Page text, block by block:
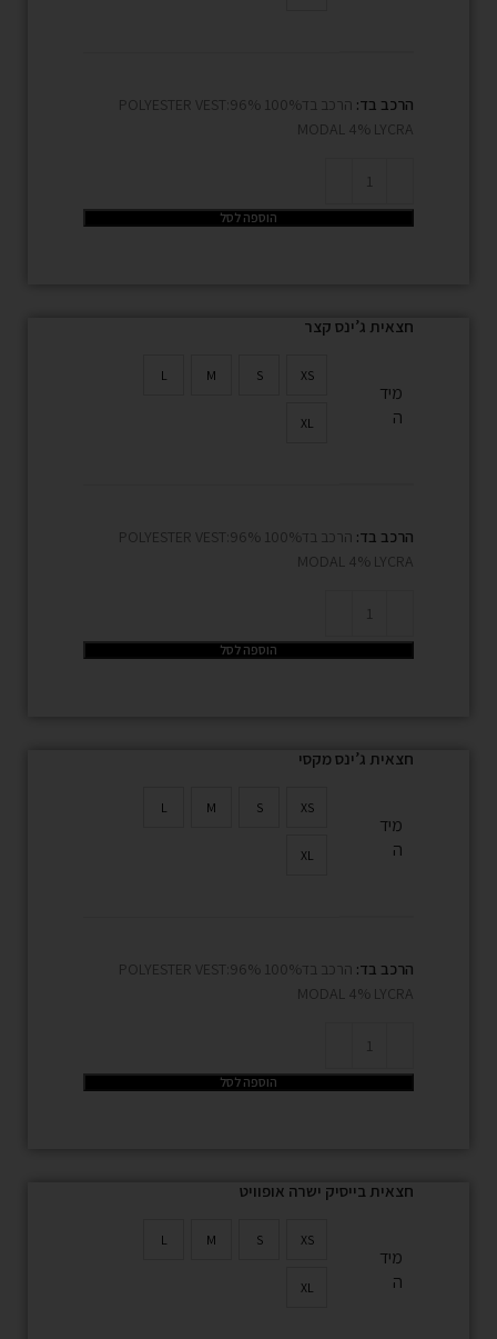
הרכב בד:
הרכב בד100% POLYESTER VEST:96%
MODAL 4% LYCRA
הוספה לסל
חצאית ג’ינס קצר
מיד
ה
XS
S
M
L
XL
הרכב בד:
הרכב בד100% POLYESTER VEST:96%
MODAL 4% LYCRA
הוספה לסל
חצאית ג’ינס מקסי
מיד
ה
XS
S
M
L
XL
הרכב בד:
הרכב בד100% POLYESTER VEST:96%
MODAL 4% LYCRA
הוספה לסל
חצאית בייסיק ישרה אופוויט
מיד
ה
XS
S
M
L
XL